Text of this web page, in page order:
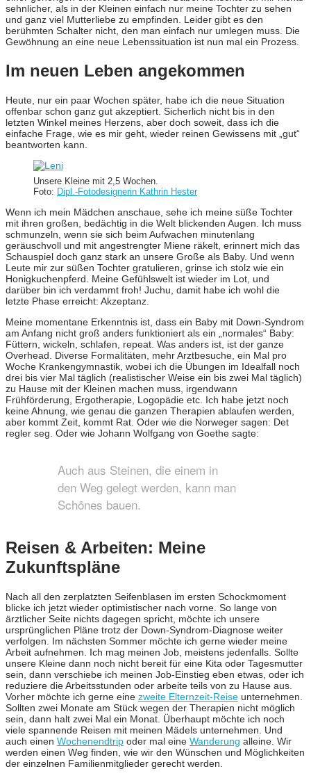
sehnlicher, als in der Kleinen einfach nur meine Tochter zu sehen
und ganz viel Mutterliebe zu empfinden. Leider gibt es den
berühmten Schalter nicht, den man einfach nur umlegen muss. Die
Gewöhnung an eine neue Lebenssituation ist nun mal ein Prozess.
Im neuen Leben angekommen
Heute, nur ein paar Wochen später, habe ich die neue Situation
offenbar schon ganz gut akzeptiert. Sicherlich nicht bis in den
letzten Winkel meines Herzens, aber doch soweit, dass ich die
einfache Frage, wie es mir geht, wieder reinen Gewissens mit „gut“
beantworten kann.
Unsere Kleine mit 2,5 Wochen.
Foto: Dipl.-Fotodesignerin Kathrin Hester
Wenn ich mein Mädchen anschaue, sehe ich meine süße Tochter
mit ihren großen, bedächtig in die Welt blickenden Augen. Ich muss
schmunzeln, wenn sie sich beim Aufwachen minutenlang
geräuschvoll und mit angestrengter Miene räkelt, erinnert mich das
Schauspiel doch ganz stark an unsere Große als Baby. Und wenn
Leute mir zur süßen Tochter gratulieren, grinse ich stolz wie ein
Honigkuchenpferd. Meine Gefühlswelt ist wieder im Lot, und
darüber bin ich verdammt froh! Juchu, damit habe ich wohl die
letzte Phase erreicht: Akzeptanz.
Meine momentane Erkenntnis ist, dass ein Baby mit Down-Syndrom
am Anfang nicht groß anders funktioniert als ein „normales“ Baby:
Füttern, wickeln, schlafen, repeat. Was anders ist, ist der ganze
Overhead. Diverse Formalitäten, mehr Arztbesuche, ein Mal pro
Woche Krankengymnastik, wobei ich die Übungen im Idealfall noch
drei bis vier Mal täglich (realistischer Weise ein bis zwei Mal täglich)
zu Hause mit der Kleinen machen muss, irgendwann
Frühförderung, Ergotherapie, Logopädie etc. Ich habe jetzt noch
keine Ahnung, wie genau die ganzen Therapien ablaufen werden,
aber kommt Zeit, kommt Rat. Oder wie die Norweger sagen: Det
regler seg. Oder wie Johann Wolfgang von Goethe sagte:
Auch aus Steinen, die einem in
den Weg gelegt werden, kann man
Schönes bauen.
Reisen & Arbeiten: Meine
Zukunftspläne
Nach all den zerplatzten Seifenblasen im ersten Schockmoment
blicke ich jetzt wieder optimistischer nach vorne. So lange von
ärztlicher Seite nichts dagegen spricht, möchte ich unsere
ursprünglichen Pläne trotz der Down-Syndrom-Diagnose weiter
verfolgen. Im nächsten Sommer möchte ich gerne wieder meine
Arbeit aufnehmen. Ich mag meinen Job, meistens jedenfalls. Sollte
unsere Kleine dann noch nicht bereit für eine Kita oder Tagesmutter
sein, dann verschiebe ich meinen Job-Einstieg eben etwas, oder ich
reduziere die Arbeitsstunden oder arbeite teils von zu Hause aus.
Vorher möchte ich gerne eine zweite Elternzeit-Reise unternehmen.
Sollten zwei Monate am Stück wegen der Therapien nicht möglich
sein, dann halt zwei Mal ein Monat. Überhaupt möchte ich noch
viele spannende Reisen mit meinen Mädels unternehmen. Und
auch einen Wochenendtrip oder mal eine Wanderung alleine. Wir
werden einen Weg finden, wie wir den Wünschen und Möglichkeiten
der einzelnen Familienmitglieder gerecht werden.